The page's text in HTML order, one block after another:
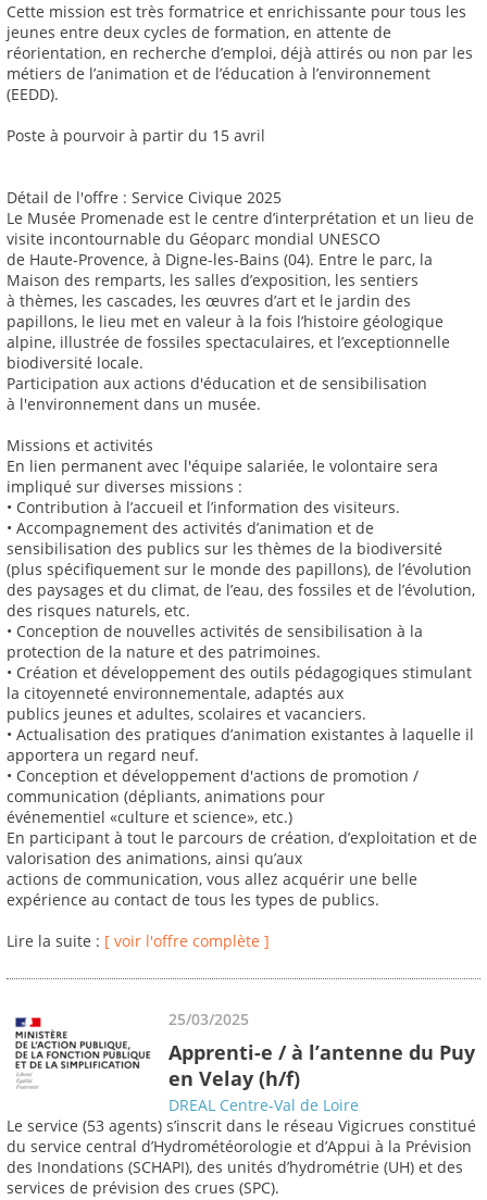
Cette mission est très formatrice et enrichissante pour tous les
jeunes entre deux cycles de formation, en attente de
réorientation, en recherche d’emploi, déjà attirés ou non par les
métiers de l’animation et de l’éducation à l’environnement
(EEDD).
Poste à pourvoir à partir du 15 avril
Détail de l'offre : Service Civique 2025
Le Musée Promenade est le centre d’interprétation et un lieu de
visite incontournable du Géoparc mondial UNESCO
de Haute-Provence, à Digne-les-Bains (04). Entre le parc, la
Maison des remparts, les salles d’exposition, les sentiers
à thèmes, les cascades, les œuvres d’art et le jardin des
papillons, le lieu met en valeur à la fois l’histoire géologique
alpine, illustrée de fossiles spectaculaires, et l’exceptionnelle
biodiversité locale.
Participation aux actions d'éducation et de sensibilisation
à l'environnement dans un musée.
Missions et activités
En lien permanent avec l'équipe salariée, le volontaire sera
impliqué sur diverses missions :
• Contribution à l’accueil et l’information des visiteurs.
• Accompagnement des activités d’animation et de
sensibilisation des publics sur les thèmes de la biodiversité
(plus spécifiquement sur le monde des papillons), de l’évolution
des paysages et du climat, de l’eau, des fossiles et de l’évolution,
des risques naturels, etc.
• Conception de nouvelles activités de sensibilisation à la
protection de la nature et des patrimoines.
• Création et développement des outils pédagogiques stimulant
la citoyenneté environnementale, adaptés aux
publics jeunes et adultes, scolaires et vacanciers.
• Actualisation des pratiques d’animation existantes à laquelle il
apportera un regard neuf.
• Conception et développement d'actions de promotion /
communication (dépliants, animations pour
événementiel «culture et science», etc.)
En participant à tout le parcours de création, d’exploitation et de
valorisation des animations, ainsi qu’aux
actions de communication, vous allez acquérir une belle
expérience au contact de tous les types de publics.
Lire la suite : [ voir l'offre complète ]
25/03/2025
Apprenti-e / à l’antenne du Puy
en Velay (h/f)
DREAL Centre-Val de Loire
Le service (53 agents) s’inscrit dans le réseau Vigicrues constitué
du service central d’Hydrométéorologie et d’Appui à la Prévision
des Inondations (SCHAPI), des unités d’hydrométrie (UH) et des
services de prévision des crues (SPC).